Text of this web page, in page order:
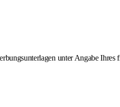
unter Angabe